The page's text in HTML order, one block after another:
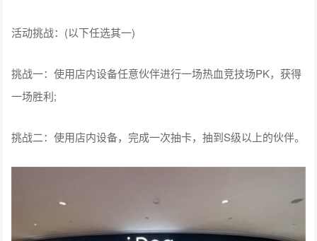
活动挑战：(以下任选其一)
挑战一：使用店内设备任意伙伴进行一场热血竞技场PK，获得
一场胜利;
挑战二：使用店内设备，完成一次抽卡，抽到S级以上的伙伴。